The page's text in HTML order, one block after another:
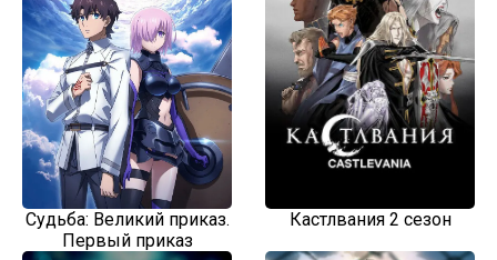
Судьба: Великий приказ.
Первый приказ
Кастлвания 2 сезон